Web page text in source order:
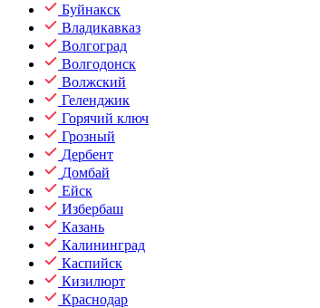
Буйнакск
Владикавказ
Волгоград
Волгодонск
Волжский
Геленджик
Горячий ключ
Грозный
Дербент
Домбай
Ейск
Избербаш
Казань
Калининград
Каспийск
Кизилюрт
Краснодар